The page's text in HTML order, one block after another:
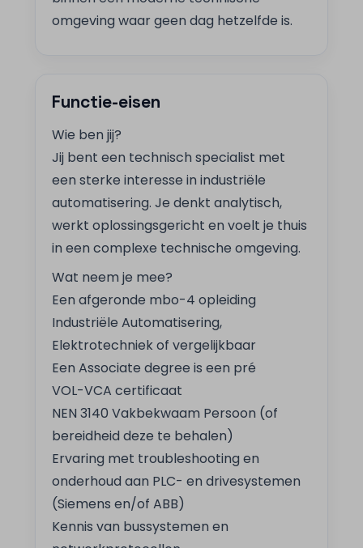
omgeving waar geen dag hetzelfde is.
Functie-eisen
Wie ben jij?
Jij bent een technisch specialist met
een sterke interesse in industriële
automatisering. Je denkt analytisch,
werkt oplossingsgericht en voelt je thuis
in een complexe technische omgeving.
Wat neem je mee?
Een afgeronde mbo-4 opleiding
Industriële Automatisering,
Elektrotechniek of vergelijkbaar
Een Associate degree is een pré
VOL-VCA certificaat
NEN 3140 Vakbekwaam Persoon (of
bereidheid deze te behalen)
Ervaring met troubleshooting en
onderhoud aan PLC- en drivesystemen
(Siemens en/of ABB)
Kennis van bussystemen en